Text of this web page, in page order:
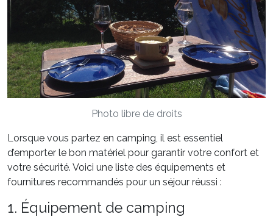
Photo libre de droits
Lorsque vous partez en camping, il est essentiel
d’emporter le bon matériel pour garantir votre confort et
votre sécurité. Voici une liste des équipements et
fournitures recommandés pour un séjour réussi :
1. Équipement de camping